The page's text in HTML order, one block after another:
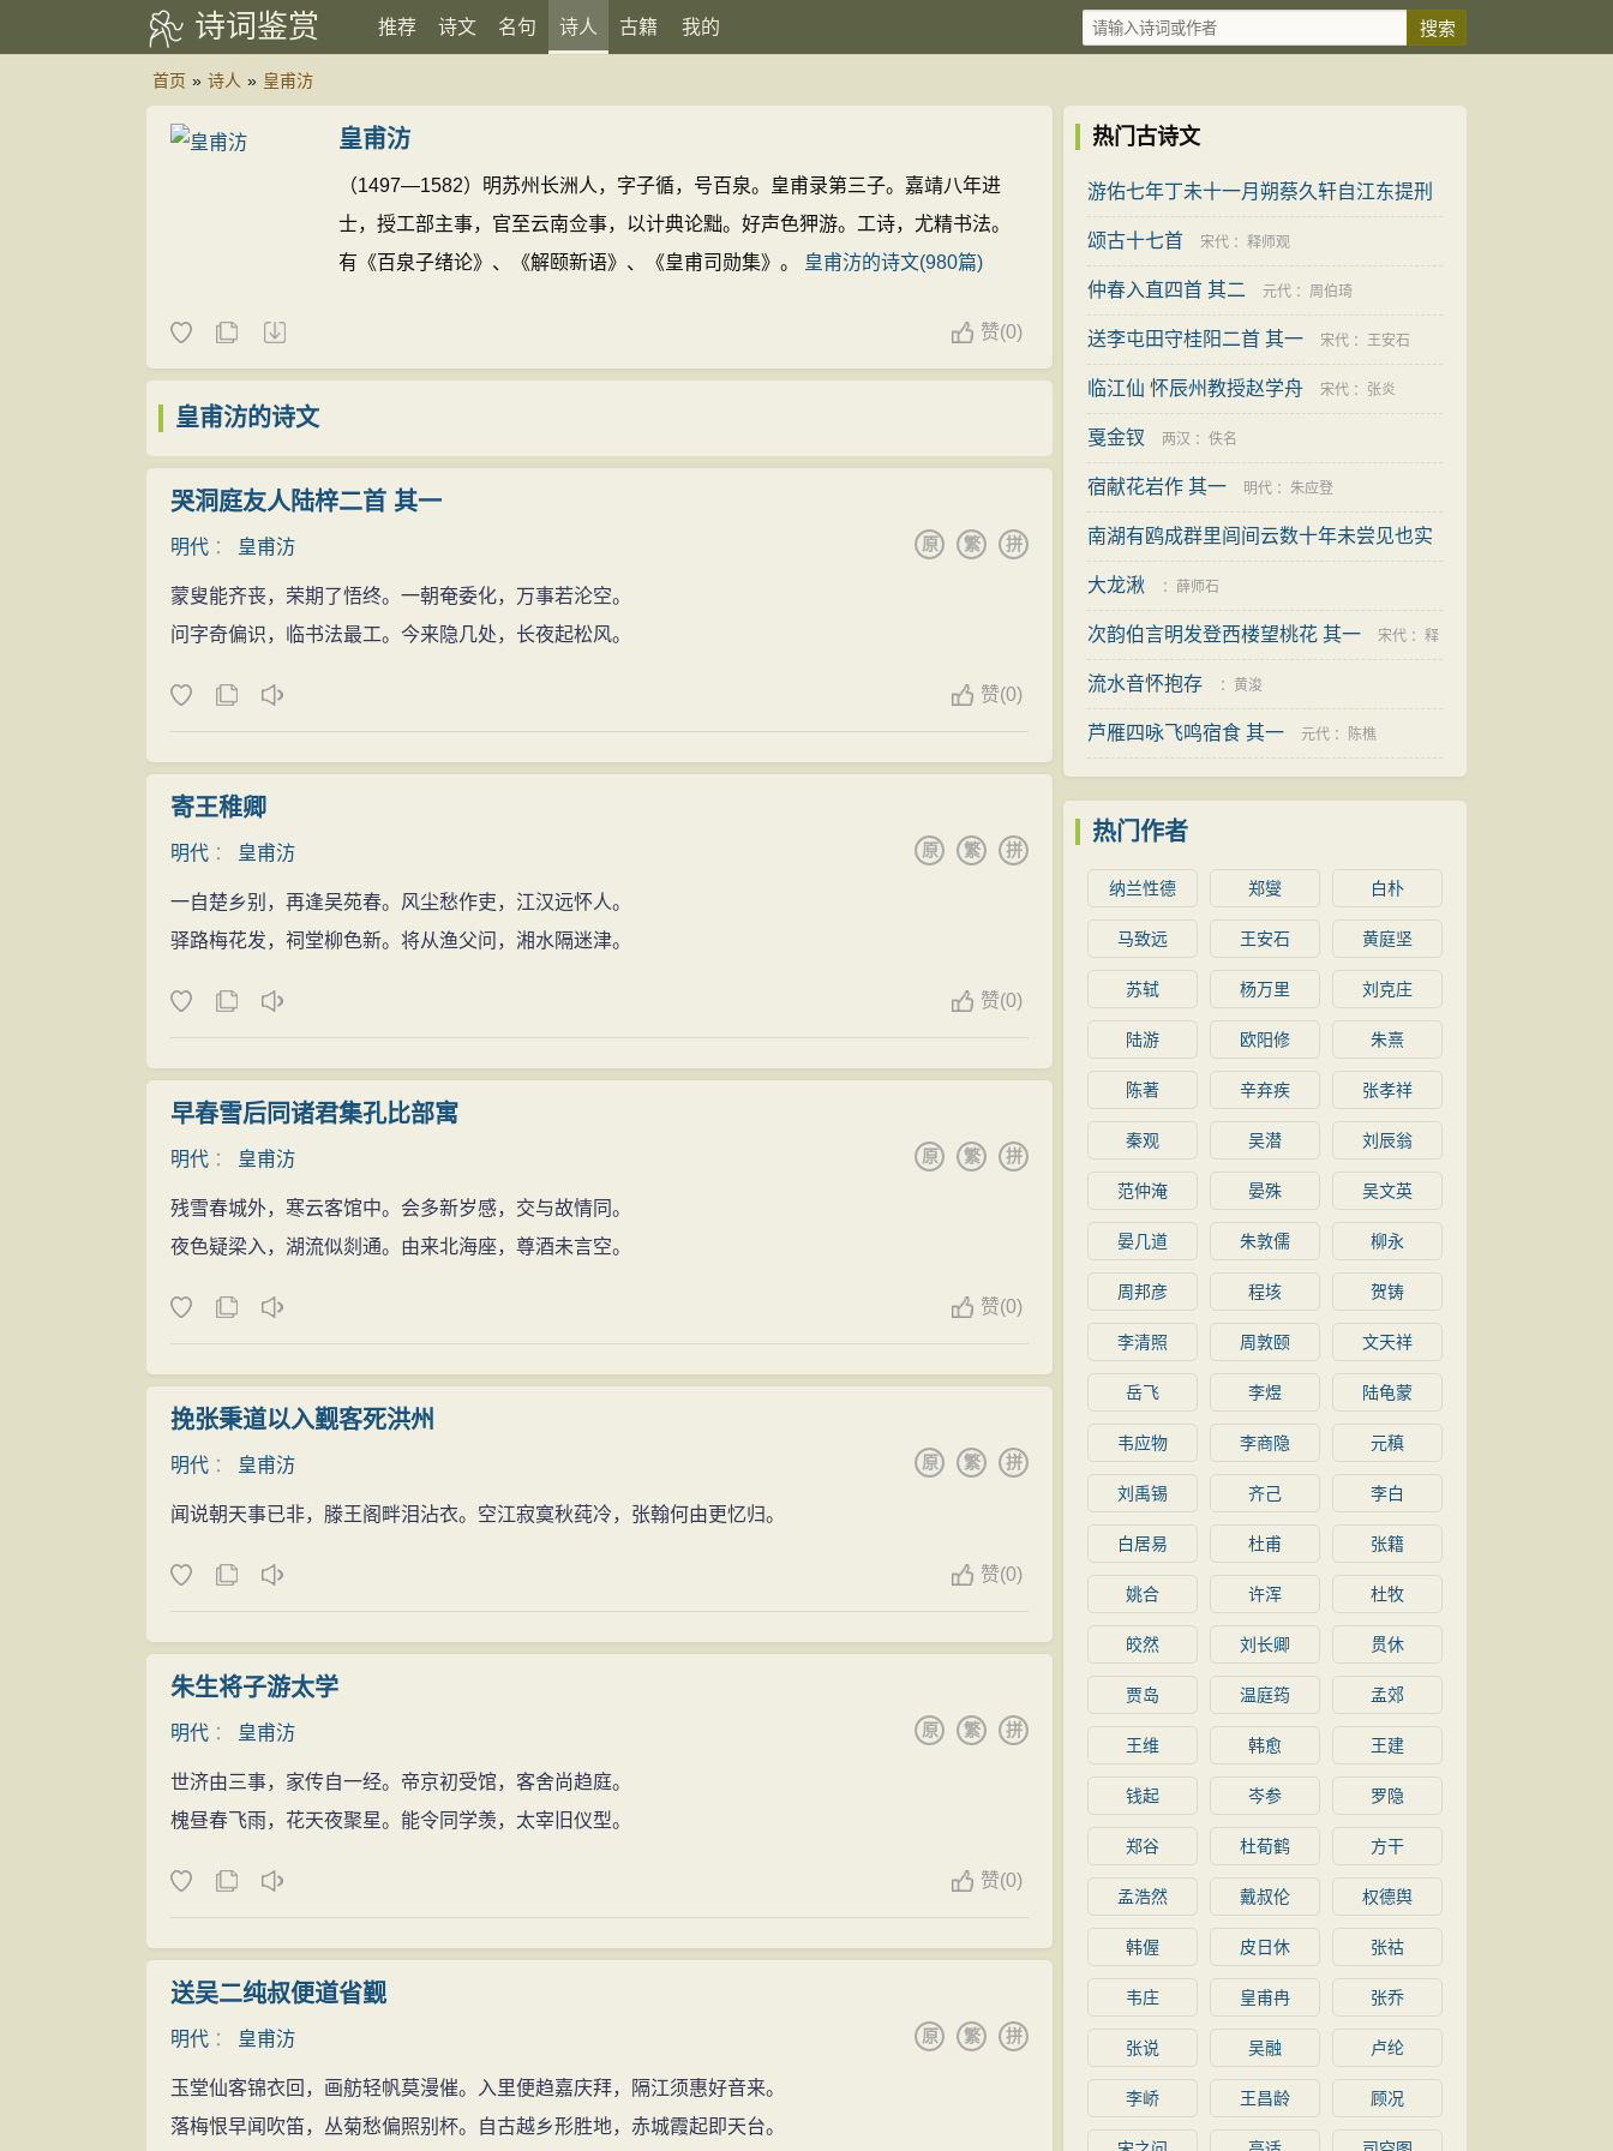
诗词鉴赏 推荐 诗文 名句 诗人 古籍 我的
首页 » 诗人 » 皇甫汸
皇甫汸
（1497—1582）明苏州长洲人，字子循，号百泉。皇甫录第三子。嘉靖八年进
士，授工部主事，官至云南佥事，以计典论黜。好声色狎游。工诗，尤精书法。
有《百泉子绪论》、《解颐新语》、《皇甫司勋集》。
皇甫汸的诗文(980篇)
赞(0)
皇甫汸的诗文
哭洞庭友人陆梓二首 其一
明代 ： 皇甫汸 拼
繁
原
蒙叟能齐丧，荣期了悟终。一朝奄委化，万事若沦空。
问字奇偏识，临书法最工。今来隐几处，长夜起松风。
赞(0)
寄王稚卿
明代 ： 皇甫汸 拼
繁
原
一自楚乡别，再逢吴苑春。风尘愁作吏，江汉远怀人。
驿路梅花发，祠堂柳色新。将从渔父问，湘水隔迷津。
赞(0)
早春雪后同诸君集孔比部寓
明代 ： 皇甫汸 拼
繁
原
残雪春城外，寒云客馆中。会多新岁感，交与故情同。
夜色疑梁入，湖流似剡通。由来北海座，尊酒未言空。
赞(0)
挽张秉道以入觐客死洪州
明代 ： 皇甫汸 拼
繁
原
闻说朝天事已非，滕王阁畔泪沾衣。空江寂寞秋莼冷，张翰何由更忆归。
赞(0)
朱生将子游太学
明代 ： 皇甫汸 拼
繁
原
世济由三事，家传自一经。帝京初受馆，客舍尚趋庭。
槐昼春飞雨，花天夜聚星。能令同学羡，太宰旧仪型。
赞(0)
送吴二纯叔便道省觐
明代 ： 皇甫汸 拼
繁
原
玉堂仙客锦衣回，画舫轻帆莫漫催。入里便趋嘉庆拜，隔江须惠好音来。
落梅恨早闻吹笛，丛菊愁偏照别杯。自古越乡形胜地，赤城霞起即天台。
热门古诗文
游佑七年丁未十一月朔蔡久轩自江东提刑
归抵 宋代： 王撝
颂古十七首 宋代 ： 释师观
仲春入直四首 其二 元代 ： 周伯琦
送李屯田守桂阳二首 其一 宋代 ： 王安石
临江仙 怀辰州教授赵学舟 宋代 ： 张炎
戛金钗 两汉 ： 佚名
宿献花岩作 其一 明代 ： 朱应登
南湖有鸥成群里闾间云数十年未尝见也实
尘中 宋代 ：张镃
大龙湫 ： 薛师石
次韵伯言明发登西楼望桃花 其一 宋代 ： 释
道潜
流水音怀抱存 ： 黄浚
芦雁四咏飞鸣宿食 其一 元代 ： 陈樵
热门作者
纳兰性德 郑燮 白朴
马致远 王安石 黄庭坚
苏轼 杨万里 刘克庄
陆游 欧阳修 朱熹
陈著 辛弃疾 张孝祥
秦观 吴潜 刘辰翁
范仲淹 晏殊 吴文英
晏几道 朱敦儒 柳永
周邦彦 程垓 贺铸
李清照 周敦颐 文天祥
岳飞 李煜 陆龟蒙
韦应物 李商隐 元稹
刘禹锡 齐己 李白
白居易 杜甫 张籍
姚合 许浑 杜牧
皎然 刘长卿 贯休
贾岛 温庭筠 孟郊
王维 韩愈 王建
钱起 岑参 罗隐
郑谷 杜荀鹤 方干
孟浩然 戴叔伦 权德舆
韩偓 皮日休 张祜
韦庄 皇甫冉 张乔
张说 吴融 卢纶
李峤 王昌龄 顾况